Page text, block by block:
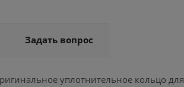
Задать вопрос
уплотнительное кольцо для